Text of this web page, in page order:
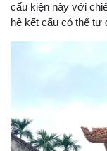
cấu kiện này với
hệ kết cấu có thể tự